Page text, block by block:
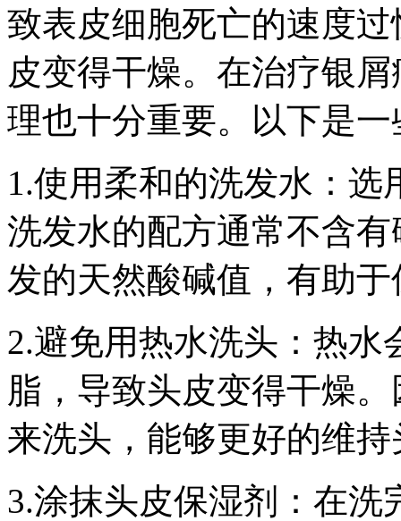
致表皮细胞死亡的速度
皮变得干燥。在治疗银
理也十分重要。以下是
1.使用柔和的洗发水：
洗发水的配方通常不含
发的天然酸碱值，有助
2.避免用热水洗头：热水
脂，导致头皮变得干燥
来洗头，能够更好的维
3.涂抹头皮保湿剂：在